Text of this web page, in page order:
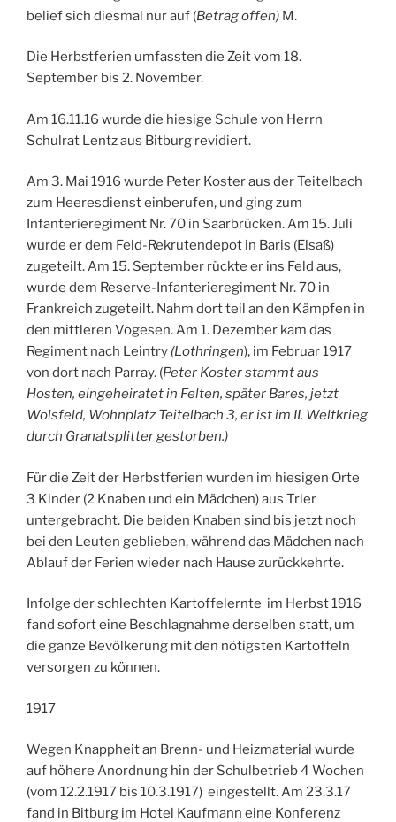
belief sich diesmal nur auf (Betrag offen) M.
Die Herbstferien umfassten die Zeit vom 18.
September bis 2. November.
Am 16.11.16 wurde die hiesige Schule von Herrn
Schulrat Lentz aus Bitburg revidiert.
Am 3. Mai 1916 wurde Peter Koster aus der Teitelbach
zum Heeresdienst einberufen, und ging zum
Infanterieregiment Nr. 70 in Saarbrücken. Am 15. Juli
wurde er dem Feld-Rekrutendepot in Baris (Elsaß)
zugeteilt. Am 15. September rückte er ins Feld aus,
wurde dem Reserve-Infanterieregiment Nr. 70 in
Frankreich zugeteilt. Nahm dort teil an den Kämpfen in
den mittleren Vogesen. Am 1. Dezember kam das
Regiment nach Leintry (Lothringen), im Februar 1917
von dort nach Parray. (Peter Koster stammt aus
Hosten, eingeheiratet in Felten, später Bares, jetzt
Wolsfeld, Wohnplatz Teitelbach 3, er ist im II. Weltkrieg
durch Granatsplitter gestorben.)
Für die Zeit der Herbstferien wurden im hiesigen Orte
3 Kinder (2 Knaben und ein Mädchen) aus Trier
untergebracht. Die beiden Knaben sind bis jetzt noch
bei den Leuten geblieben, während das Mädchen nach
Ablauf der Ferien wieder nach Hause zurückkehrte.
Infolge der schlechten Kartoffelernte im Herbst 1916
fand sofort eine Beschlagnahme derselben statt, um
die ganze Bevölkerung mit den nötigsten Kartoffeln
versorgen zu können.
1917
Wegen Knappheit an Brenn- und Heizmaterial wurde
auf höhere Anordnung hin der Schulbetrieb 4 Wochen
(vom 12.2.1917 bis 10.3.1917) eingestellt. Am 23.3.17
fand in Bitburg im Hotel Kaufmann eine Konferenz